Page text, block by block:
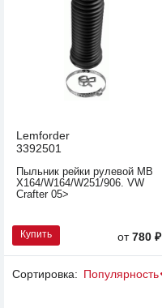
Lemforder
3392501
Пыльник рейки рулевой MB
X164/W164/W251/906. VW
Crafter 05>
Купить от780 ₽
Сортировка: Популярность